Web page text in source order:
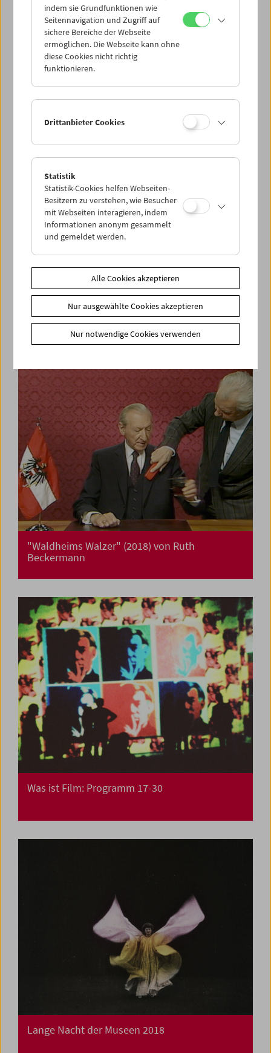
Da capo: The Real Eighties
In person: Deborah Stratman
"Waldheims Walzer" (2018) von Ruth
Beckermann
Was ist Film: Programm 17-30
Lange Nacht der Museen 2018
indem sie Grundfunktionen wie
Seitennavigation und Zugriff auf
sichere Bereiche der Webseite
ermöglichen. Die Webseite kann ohne
diese Cookies nicht richtig
funktionieren.
Drittanbieter Cookies
Statistik
Statistik-Cookies helfen Webseiten-
Besitzern zu verstehen, wie Besucher
mit Webseiten interagieren, indem
Informationen anonym gesammelt
und gemeldet werden.
Alle Cookies akzeptieren
Nur ausgewählte Cookies akzeptieren
Nur notwendige Cookies verwenden